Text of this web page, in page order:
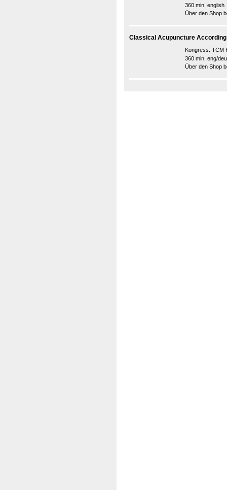
360 min, english
Über den Shop
Classical Acupuncture According
Kongress: TCM
360 min, eng/deu
Über den Shop